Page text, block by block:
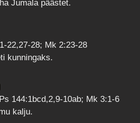
Jumala päästet.
22,27-28; Mk 2:23-28
kunningaks.
144:1bcd,2,9-10ab; Mk 3:1-6
kalju.